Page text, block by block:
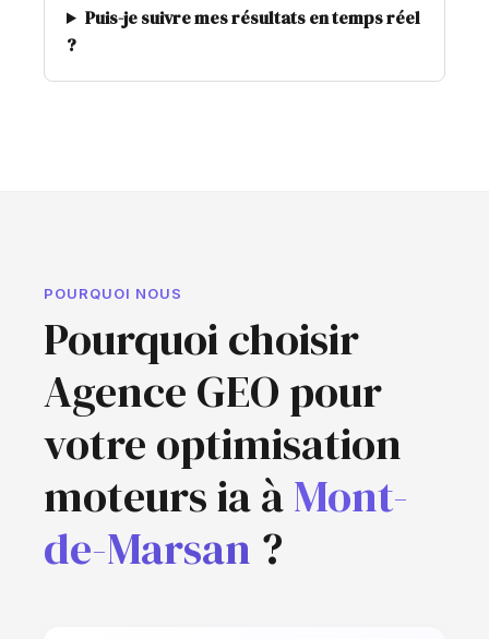
Puis-je suivre mes résultats en temps réel
?
POURQUOI NOUS
Pourquoi choisir
Agence GEO pour
votre optimisation
moteurs ia àMont-
de-Marsan ?